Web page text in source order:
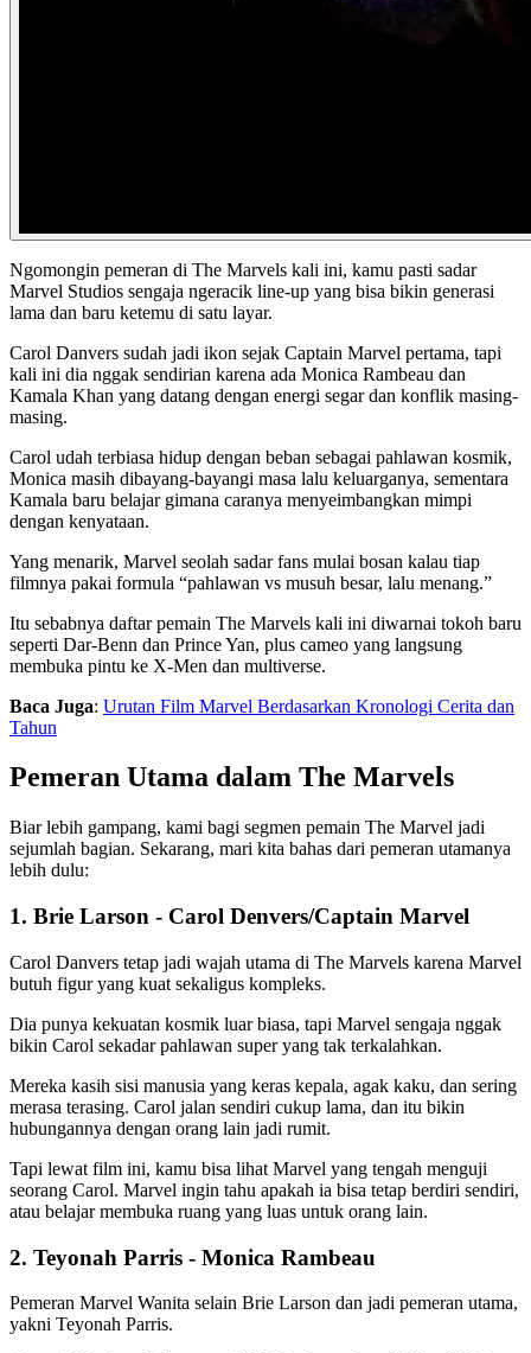
Ngomongin pemeran di The Marvels kali ini, kamu pasti sadar
Marvel Studios sengaja ngeracik line-up yang bisa bikin generasi
lama dan baru ketemu di satu layar.
Carol Danvers sudah jadi ikon sejak Captain Marvel pertama, tapi
kali ini dia nggak sendirian karena ada Monica Rambeau dan
Kamala Khan yang datang dengan energi segar dan konflik masing-
masing.
Carol udah terbiasa hidup dengan beban sebagai pahlawan kosmik,
Monica masih dibayang-bayangi masa lalu keluarganya, sementara
Kamala baru belajar gimana caranya menyeimbangkan mimpi
dengan kenyataan.
Yang menarik, Marvel seolah sadar fans mulai bosan kalau tiap
filmnya pakai formula “pahlawan vs musuh besar, lalu menang.”
Itu sebabnya daftar pemain The Marvels kali ini diwarnai tokoh baru
seperti Dar-Benn dan Prince Yan, plus cameo yang langsung
membuka pintu ke X-Men dan multiverse.
Baca Juga: Urutan Film Marvel Berdasarkan Kronologi Cerita dan
Tahun
Pemeran Utama dalam The Marvels
Biar lebih gampang, kami bagi segmen pemain The Marvel jadi
sejumlah bagian. Sekarang, mari kita bahas dari pemeran utamanya
lebih dulu:
1. Brie Larson - Carol Denvers/Captain Marvel
Carol Danvers tetap jadi wajah utama di The Marvels karena Marvel
butuh figur yang kuat sekaligus kompleks.
Dia punya kekuatan kosmik luar biasa, tapi Marvel sengaja nggak
bikin Carol sekadar pahlawan super yang tak terkalahkan.
Mereka kasih sisi manusia yang keras kepala, agak kaku, dan sering
merasa terasing. Carol jalan sendiri cukup lama, dan itu bikin
hubungannya dengan orang lain jadi rumit.
Tapi lewat film ini, kamu bisa lihat Marvel yang tengah menguji
seorang Carol. Marvel ingin tahu apakah ia bisa tetap berdiri sendiri,
atau belajar membuka ruang yang luas untuk orang lain.
2. Teyonah Parris - Monica Rambeau
Pemeran Marvel Wanita selain Brie Larson dan jadi pemeran utama,
yakni Teyonah Parris.